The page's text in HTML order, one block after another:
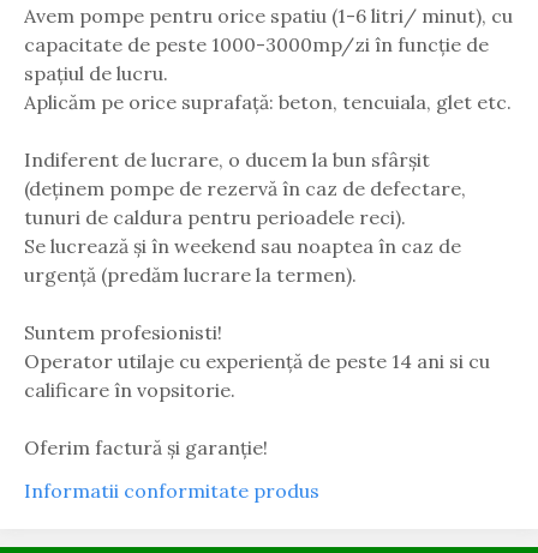
Avem pompe pentru orice spatiu (1-6 litri/ minut), cu
capacitate de peste 1000-3000mp/zi în funcție de
spațiul de lucru.
Aplicăm pe orice suprafață: beton, tencuiala, glet etc.
Indiferent de lucrare, o ducem la bun sfârșit
(deținem pompe de rezervă în caz de defectare,
tunuri de caldura pentru perioadele reci).
Se lucrează și în weekend sau noaptea în caz de
urgență (predăm lucrare la termen).
Suntem profesionisti!
Operator utilaje cu experiență de peste 14 ani si cu
calificare în vopsitorie.
Oferim factură și garanție!
Informatii conformitate produs